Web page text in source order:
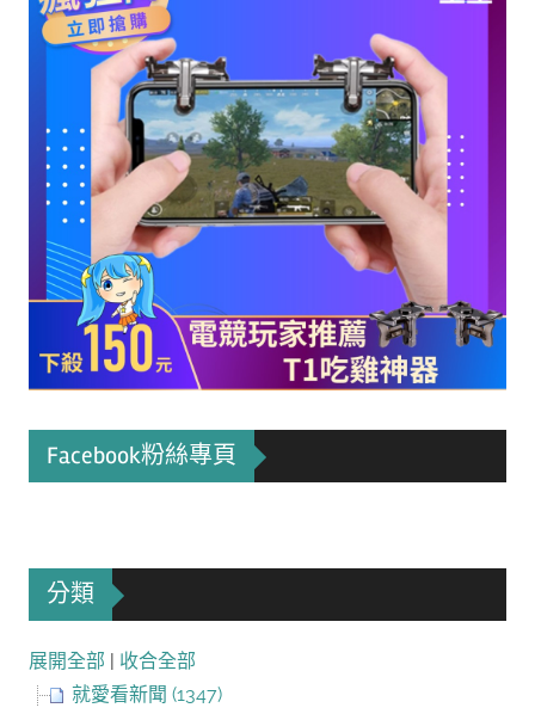
Facebook粉絲專頁
分類
展開全部 | 收合全部
就愛看新聞 (1347)